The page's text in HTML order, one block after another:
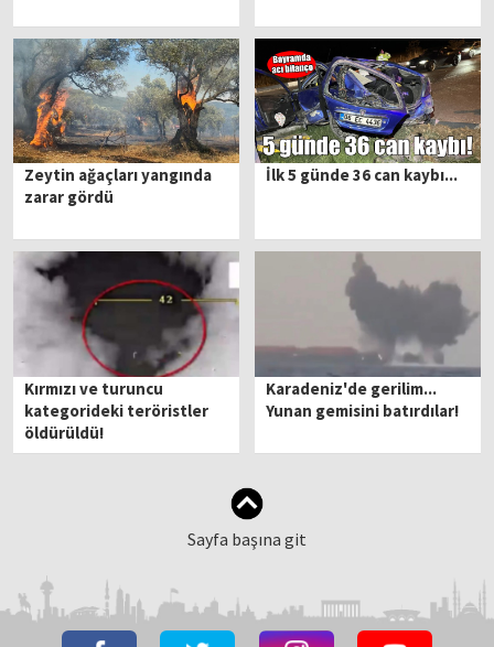
Zeytin ağaçları yangında
zarar gördü
İlk 5 günde 36 can kaybı...
Kırmızı ve turuncu
kategorideki teröristler
öldürüldü!
Karadeniz'de gerilim...
Yunan gemisini batırdılar!
Sayfa başına git